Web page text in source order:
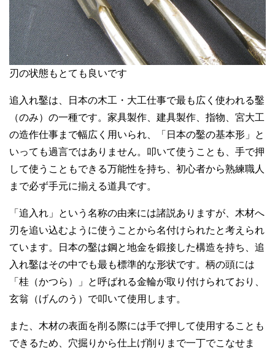
刃の状態もとても良いです
追入れ鑿は、日本の木工・大工仕事で最も広く使われる鑿
（のみ）の一種です。家具製作、建具製作、指物、宮大工
の造作仕事まで幅広く用いられ、「日本の鑿の基本形」と
いっても過言ではありません。叩いて使うことも、手で押
して使うこともできる万能性を持ち、初心者から熟練職人
まで必ず手元に揃える道具です。
「追入れ」という名称の由来には諸説ありますが、木材へ
刃を追い込むように使うことから名付けられたと考えられ
ています。日本の鑿は鋼と地金を鍛接した構造を持ち、追
入れ鑿はその中でも最も標準的な形状です。柄の頭には
「桂（かつら）」と呼ばれる金輪が取り付けられており、
玄翁（げんのう）で叩いて使用します。
また、木材の表面を削る際には手で押して使用することも
できるため、穴掘りから仕上げ削りまで一丁でこなせま